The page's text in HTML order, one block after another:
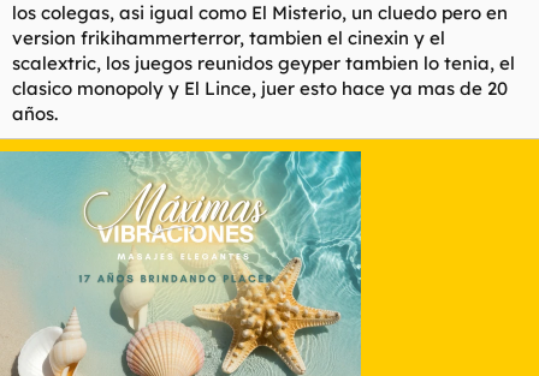
los colegas, asi igual como El Misterio, un cluedo pero en
version frikihammerterror, tambien el cinexin y el
scalextric, los juegos reunidos geyper tambien lo tenia, el
clasico monopoly y El Lince, juer esto hace ya mas de 20
años.